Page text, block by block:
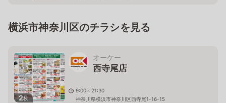
横浜市神奈川区のチラシを見る
2枚
オーケー
西寺尾店
9:00～21:30
神奈川県横浜市神奈川区西寺尾1-16-15